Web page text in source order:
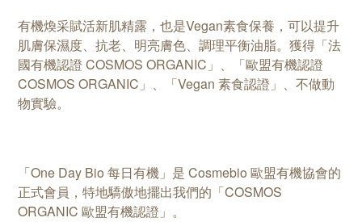
有機煥采賦活新肌精露，也是Vegan素食保養，可以提升
肌膚保濕度、抗老、明亮膚色、調理平衡油脂。獲得「法
國有機認證 COSMOS ORGANIC」、「歐盟有機認證
COSMOS ORGANIC」、「Vegan 素食認證」、不做動
物實驗。
「One Day Bio 每日有機」是 Cosmebio 歐盟有機協會的
正式會員，特地驕傲地擺出我們的「COSMOS
ORGANIC 歐盟有機認證」。